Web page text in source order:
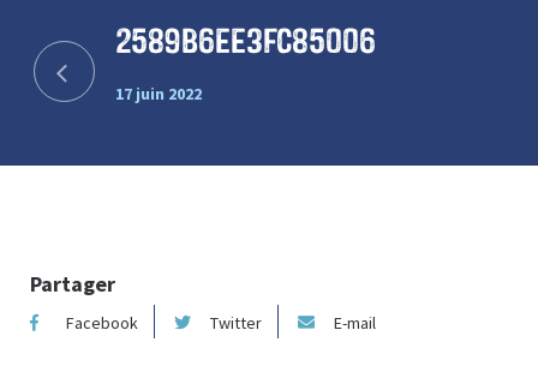
2589b6ee3fc85006
17 juin 2022
Partager
Facebook Twitter E-mail